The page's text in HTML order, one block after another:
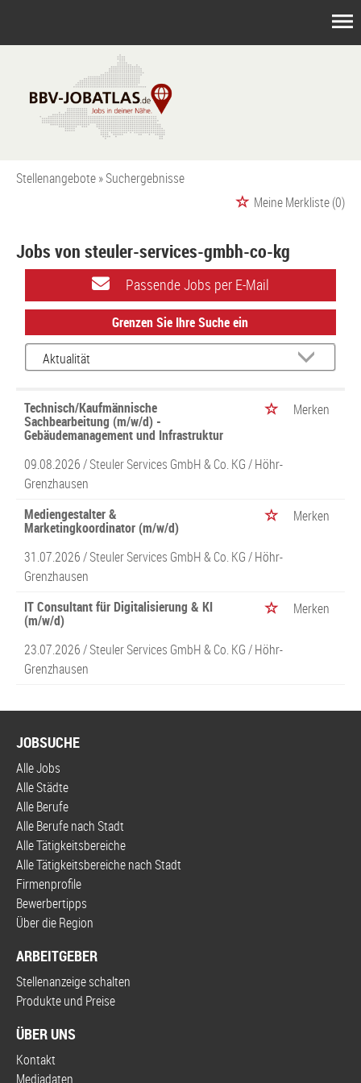
Stellenangebote Suchergebnisse
Meine Merkliste(0)
Jobs von steuler-services-gmbh-co-kg
Passende Jobs per E-Mail
Grenzen Sie Ihre Suche ein
Technisch/Kaufmännische
Sachbearbeitung (m/w/d) -
Gebäudemanagement und Infrastruktur
Merken
09.08.2026 /Steuler Services GmbH & Co. KG/ Höhr-
Grenzhausen
Mediengestalter &
Marketingkoordinator (m/w/d)
Merken
31.07.2026 /Steuler Services GmbH & Co. KG/ Höhr-
Grenzhausen
IT Consultant für Digitalisierung & KI
(m/w/d)
Merken
23.07.2026 /Steuler Services GmbH & Co. KG/ Höhr-
Grenzhausen
JOBSUCHE
Alle Jobs
Alle Städte
Alle Berufe
Alle Berufe nach Stadt
Alle Tätigkeitsbereiche
Alle Tätigkeitsbereiche nach Stadt
Firmenprofile
Bewerbertipps
Über die Region
ARBEITGEBER
Stellenanzeige schalten
Produkte und Preise
ÜBER UNS
Kontakt
Mediadaten